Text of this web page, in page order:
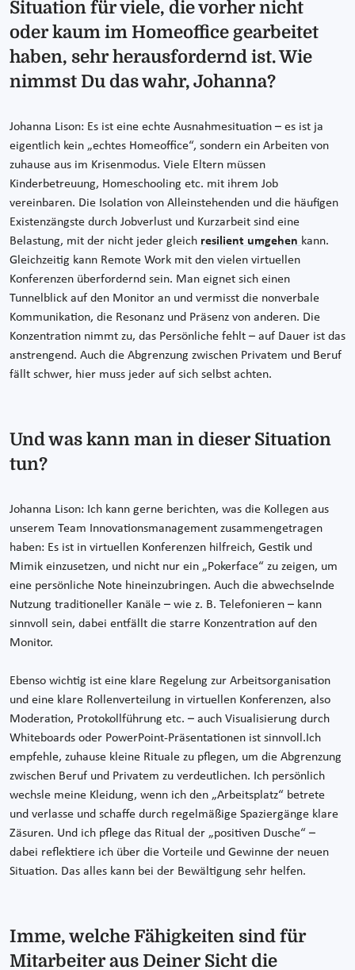
Situation für viele, die vorher nicht
oder kaum im Homeoffice gearbeitet
haben, sehr herausfordernd ist. Wie
nimmst Du das wahr, Johanna?
Johanna Lison: Es ist eine echte Ausnahmesituation – es ist ja
eigentlich kein „echtes Homeoffice“, sondern ein Arbeiten von
zuhause aus im Krisenmodus. Viele Eltern müssen
Kinderbetreuung, Homeschooling etc. mit ihrem Job
vereinbaren. Die Isolation von Alleinstehenden und die häufigen
Existenzängste durch Jobverlust und Kurzarbeit sind eine
Belastung, mit der nicht jeder gleich resilient umgehen kann.
Gleichzeitig kann Remote Work mit den vielen virtuellen
Konferenzen überfordernd sein. Man eignet sich einen
Tunnelblick auf den Monitor an und vermisst die nonverbale
Kommunikation, die Resonanz und Präsenz von anderen. Die
Konzentration nimmt zu, das Persönliche fehlt – auf Dauer ist das
anstrengend. Auch die Abgrenzung zwischen Privatem und Beruf
fällt schwer, hier muss jeder auf sich selbst achten.
Und was kann man in dieser Situation
tun?
Johanna Lison: Ich kann gerne berichten, was die Kollegen aus
unserem Team Innovationsmanagement zusammengetragen
haben: Es ist in virtuellen Konferenzen hilfreich, Gestik und
Mimik einzusetzen, und nicht nur ein „Pokerface“ zu zeigen, um
eine persönliche Note hineinzubringen. Auch die abwechselnde
Nutzung traditioneller Kanäle – wie z. B. Telefonieren – kann
sinnvoll sein, dabei entfällt die starre Konzentration auf den
Monitor.
Ebenso wichtig ist eine klare Regelung zur Arbeitsorganisation
und eine klare Rollenverteilung in virtuellen Konferenzen, also
Moderation, Protokollführung etc. – auch Visualisierung durch
Whiteboards oder PowerPoint-Präsentationen ist sinnvoll.Ich
empfehle, zuhause kleine Rituale zu pflegen, um die Abgrenzung
zwischen Beruf und Privatem zu verdeutlichen. Ich persönlich
wechsle meine Kleidung, wenn ich den „Arbeitsplatz“ betrete
und verlasse und schaffe durch regelmäßige Spaziergänge klare
Zäsuren. Und ich pflege das Ritual der „positiven Dusche“ –
dabei reflektiere ich über die Vorteile und Gewinne der neuen
Situation. Das alles kann bei der Bewältigung sehr helfen.
Imme, welche Fähigkeiten sind für
Mitarbeiter aus Deiner Sicht die